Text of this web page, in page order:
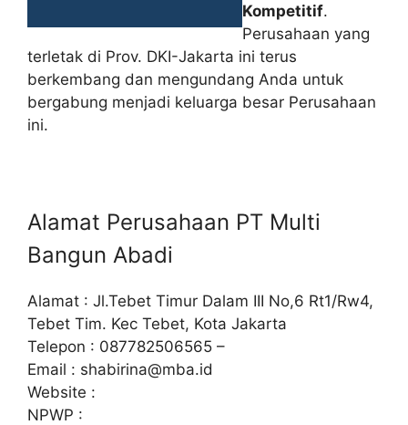
Kompetitif.
Perusahaan yang
terletak di Prov. DKI-Jakarta ini terus
berkembang dan mengundang Anda untuk
bergabung menjadi keluarga besar Perusahaan
ini.
Alamat Perusahaan PT Multi
Bangun Abadi
Alamat : Jl.Tebet Timur Dalam III No,6 Rt1/Rw4,
Tebet Tim. Kec Tebet, Kota Jakarta
Telepon : 087782506565 –
Email : shabirina@mba.id
Website :
NPWP :